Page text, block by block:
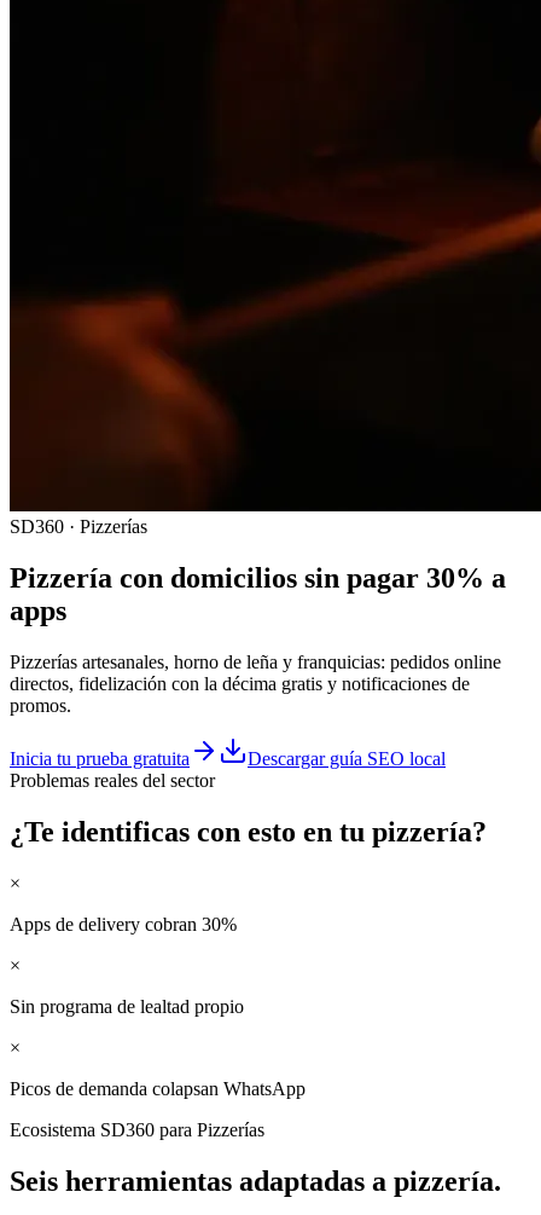
SD360 · Pizzerías
Pizzería con domicilios sin pagar 30% a
apps
Pizzerías artesanales, horno de leña y franquicias: pedidos online
directos, fidelización con la décima gratis y notificaciones de
promos.
Inicia tu prueba gratuita
Descargar guía SEO local
Problemas reales del sector
¿Te identificas con esto en tu pizzería?
×
Apps de delivery cobran 30%
×
Sin programa de lealtad propio
×
Picos de demanda colapsan WhatsApp
Ecosistema SD360 para Pizzerías
Seis herramientas adaptadas a pizzería.